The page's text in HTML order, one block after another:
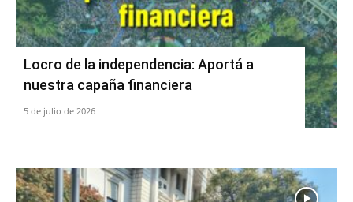
Locro de la independencia: Aportá a
nuestra capaña financiera
5 de julio de 2026